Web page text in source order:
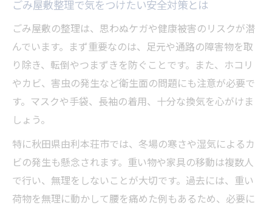
ごみ屋敷整理で気をつけたい安全対策とは
ごみ屋敷の整理は、思わぬケガや健康被害のリスクが潜
んでいます。まず重要なのは、足元や通路の障害物を取
り除き、転倒やつまずきを防ぐことです。また、ホコリ
やカビ、害虫の発生など衛生面の問題にも注意が必要で
す。マスクや手袋、長袖の着用、十分な換気を心がけま
しょう。
特に秋田県由利本荘市では、冬場の寒さや湿気によるカ
ビの発生も懸念されます。重い物や家具の移動は複数人
で行い、無理をしないことが大切です。過去には、重い
荷物を無理に動かして腰を痛めた例もあるため、必要に